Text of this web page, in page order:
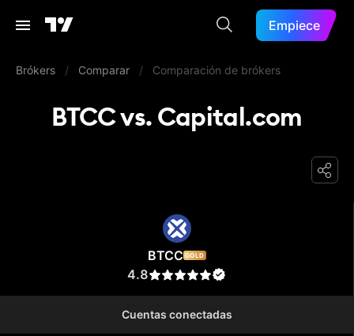
Empiece
Brókers / Comparar / Comparación de brókers
BTCC vs. Capital.com
BTCC GOLD
4.8
Cuentas conectadas